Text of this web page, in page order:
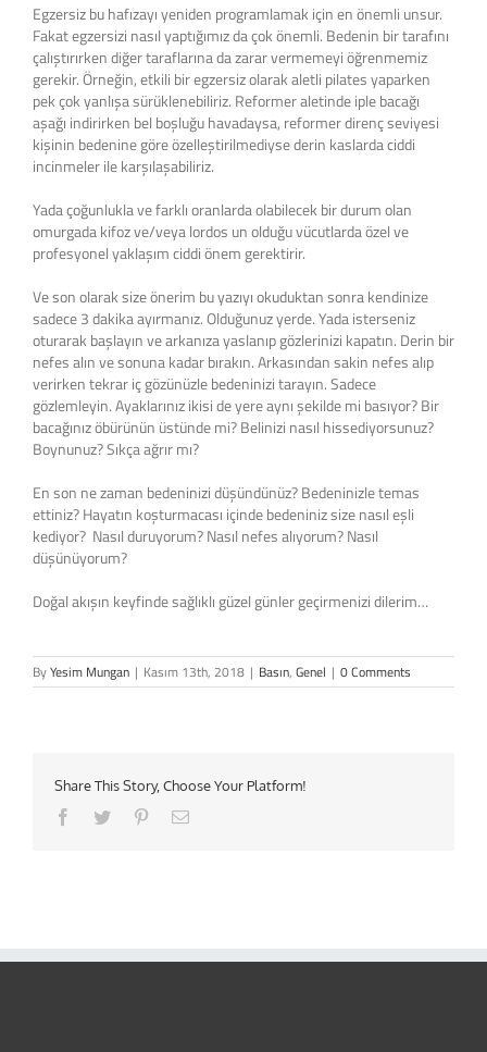
Egzersiz bu hafızayı yeniden programlamak için en önemli unsur.
Fakat egzersizi nasıl yaptığımız da çok önemli. Bedenin bir tarafını
çalıştırırken diğer taraflarına da zarar vermemeyi öğrenmemiz
gerekir. Örneğin, etkili bir egzersiz olarak aletli pilates yaparken
pek çok yanlışa sürüklenebiliriz. Reformer aletinde iple bacağı
aşağı indirirken bel boşluğu havadaysa, reformer direnç seviyesi
kişinin bedenine göre özelleştirilmediyse derin kaslarda ciddi
incinmeler ile karşılaşabiliriz.
Yada çoğunlukla ve farklı oranlarda olabilecek bir durum olan
omurgada kifoz ve/veya lordos un olduğu vücutlarda özel ve
profesyonel yaklaşım ciddi önem gerektirir.
Ve son olarak size önerim bu yazıyı okuduktan sonra kendinize
sadece 3 dakika ayırmanız. Olduğunuz yerde. Yada isterseniz
oturarak başlayın ve arkanıza yaslanıp gözlerinizi kapatın. Derin bir
nefes alın ve sonuna kadar bırakın. Arkasından sakin nefes alıp
verirken tekrar iç gözünüzle bedeninizi tarayın. Sadece
gözlemleyin. Ayaklarınız ikisi de yere aynı şekilde mi basıyor? Bir
bacağınız öbürünün üstünde mi? Belinizi nasıl hissediyorsunuz?
Boynunuz? Sıkça ağrır mı?
En son ne zaman bedeninizi düşündünüz? Bedeninizle temas
ettiniz? Hayatın koşturmacası içinde bedeniniz size nasıl eşli
kediyor? Nasıl duruyorum? Nasıl nefes alıyorum? Nasıl
düşünüyorum?
Doğal akışın keyfinde sağlıklı güzel günler geçirmenizi dilerim…
ByYesim Mungan | Kasım 13th, 2018 | Basın, Genel | 0 Comments
Share This Story, Choose Your Platform!
Facebook
Twitter PinterestEmail